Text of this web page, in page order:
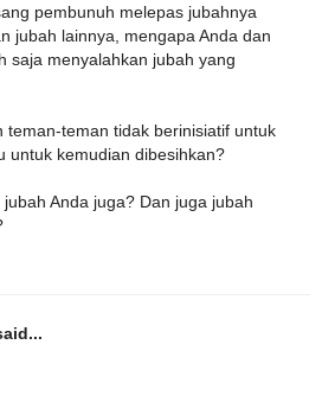
pembunuh melepas jubahnya
jubah lainnya, mengapa Anda dan
saja menyalahkan jubah yang
teman-teman tidak berinisiatif untuk
untuk kemudian dibesihkan?
Anda juga? Dan juga jubah